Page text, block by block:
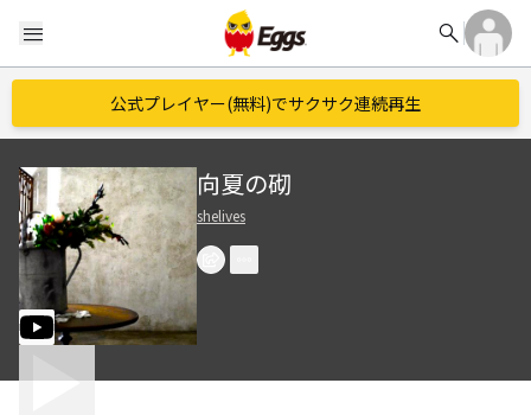
menu search
公式プレイヤー(無料)でサクサク連続再生
向夏の砌
shelives